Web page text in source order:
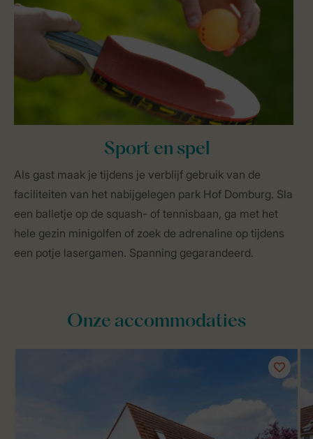
Sport en spel
Als gast maak je tijdens je verblijf gebruik van de
faciliteiten van het nabijgelegen park Hof Domburg. Sla
een balletje op de squash- of tennisbaan, ga met het
hele gezin minigolfen of zoek de adrenaline op tijdens
een potje lasergamen. Spanning gegarandeerd.